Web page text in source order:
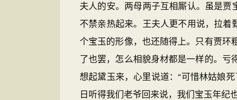
夫人的安。两母两子互相厮认。虽是贾
不禁亲热起来。王夫人更不用说，拉
个宝玉的形像，也还随得上。只有贾环
了也罢，怎么相貌身材都是一样的。
想起黛玉来，心里说道：“可惜林姑娘
日听得我们老爷回来说，我们宝玉年纪